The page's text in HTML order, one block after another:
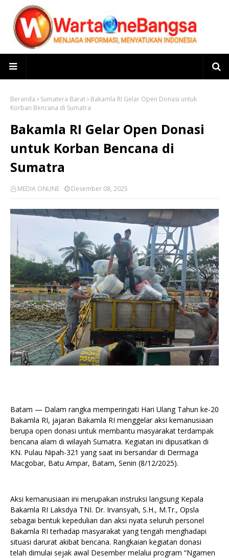
Beranda Sumatera Barat
Bakamla RI Gelar Open Donasi untuk
Korban Bencana di Sumatra
Bakamla RI Gelar Open Donasi
untuk Korban Bencana di
Sumatra
MEDIA ONLINE Desember 08, 2025
Batam — Dalam rangka memperingati Hari Ulang Tahun ke-20
Bakamla RI, jajaran Bakamla RI menggelar aksi kemanusiaan
berupa open donasi untuk membantu masyarakat terdampak
bencana alam di wilayah Sumatra. Kegiatan ini dipusatkan di
KN. Pulau Nipah-321 yang saat ini bersandar di Dermaga
Macgobar, Batu Ampar, Batam, Senin (8/12/2025).
Aksi kemanusiaan ini merupakan instruksi langsung Kepala
Bakamla RI Laksdya TNI. Dr. Irvansyah, S.H., M.Tr., Opsla
sebagai bentuk kepedulian dan aksi nyata seluruh personel
Bakamla RI terhadap masyarakat yang tengah menghadapi
situasi darurat akibat bencana. Rangkaian kegiatan donasi
telah dimulai sejak awal Desember melalui program “Ngamen